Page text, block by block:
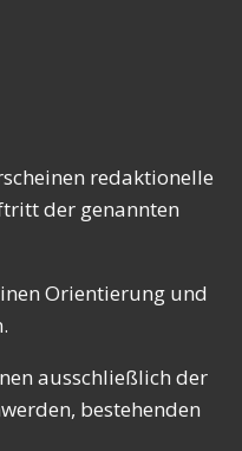
redaktionelle
der genannten
Orientierung und
ausschließlich der
bestehenden